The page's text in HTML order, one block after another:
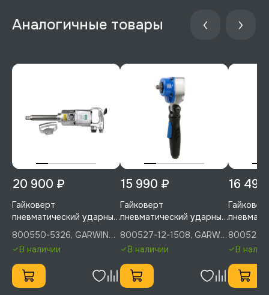
Аналогичные товары
20 900 ₽
Гайковерт
пневматический ударный
1" 2600 Нм (265 кГм),
GARWIN PRO, 800550-
5326
800550-5326, GARWIN
PROВ наличии
15 990 ₽
Гайковерт
пневматический ударный,
усиленный, 1/2" 500 Нм
(51 кГм), угловой, с
повортным ударным
механизмом, GARWIN
INDUSTRIAL, 800527-12-
1508
800527-12-1508, GARWIN
INDUSTRIAL
В наличии
16
1/2" 1356
1356
800527-
В